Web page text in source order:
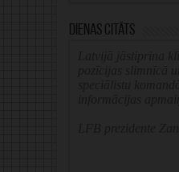
Dienas citāts